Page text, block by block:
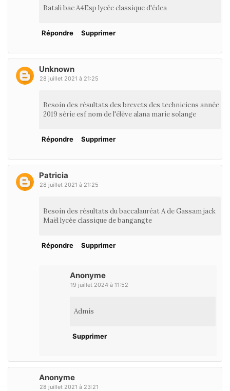
Batali bac A4Esp lycée classique d'édea
Répondre Supprimer
Unknown
28 juillet 2021 à 21:25
Besoin des résultats des brevets des techniciens année
2019 série esf nom de l'élève alana marie solange
Répondre Supprimer
Patricia
28 juillet 2021 à 21:25
Besoin des résultats du baccalauréat A de Gassam jack
Maël lycée classique de bangangte
Répondre Supprimer
Anonyme
19 juillet 2024 à 11:52
Admis
Supprimer
Anonyme
28 juillet 2021 à 23:21